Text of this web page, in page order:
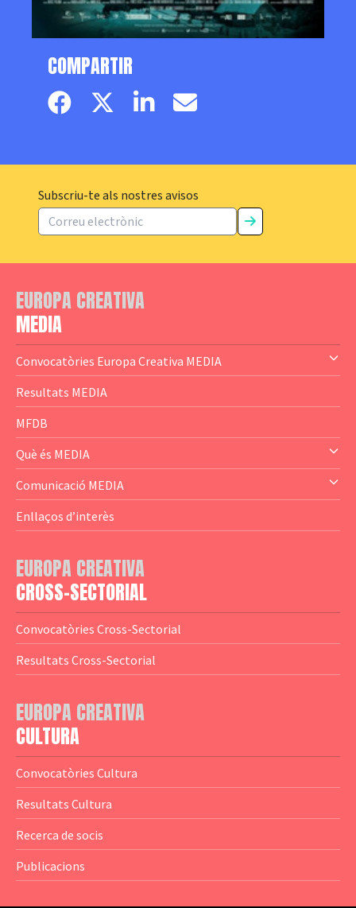
COMPARTIR
Facebook pageTwitter page
LinkedinEmail
Subscriu-te als nostres avisos
EUROPA CREATIVA
MEDIA
Convocatòries Europa Creativa MEDIA
— Content Cluster
— Business Cluster
— Audience Cluster
— Altres
Resultats MEDIA
MFDB
Què és MEDIA
— El subprograma MEDIA
— Agència Executiva
— Logotips
Comunicació MEDIA
— Estrenes a Catalunya
— Notícies
— Publicacions
— Guies MEDIA
— Altres Guies
— Presentacions
— Estudis
Enllaços d’interès
EUROPA CREATIVA
CROSS-SECTORIAL
Convocatòries Cross-Sectorial
Resultats Cross-Sectorial
EUROPA CREATIVA
CULTURA
Convocatòries Cultura
Resultats Cultura
Recerca de socis
Publicacions